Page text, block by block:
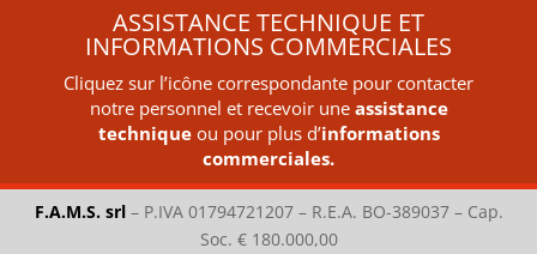
ASSISTANCE TECHNIQUE ET
INFORMATIONS COMMERCIALES
Cliquez sur l’icône correspondante pour contacter
notre personnel et recevoir une assistance
techniqueou pour plus d’informations
commerciales.
F.A.M.S. srl– P.IVA 01794721207 – R.E.A. BO-389037 – Cap.
Soc. € 180.000,00